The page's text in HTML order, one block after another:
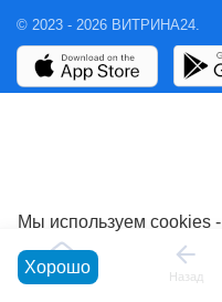
© 2023 - 2026 ВИТРИНА24.
Главная Назад
Мы используем cookies -
Хорошо